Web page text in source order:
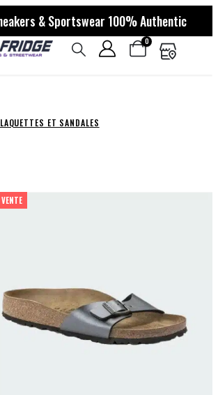
& Sportswear 100% Authentic
0
ET SANDALES
VENTE